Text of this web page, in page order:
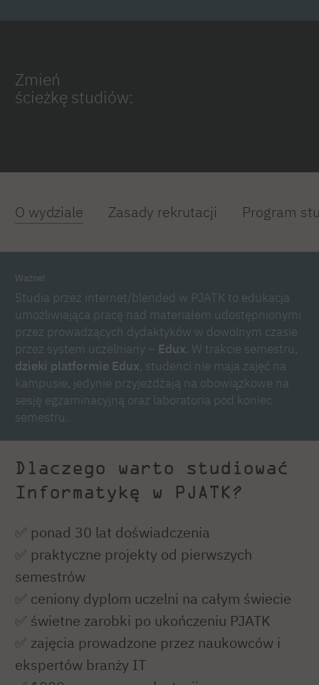
Zmień
ścieżkę studiów:
O wydziale Zasady rekrutacji Program
Ważne!
Studia przez internet/blended w PJATK to edukacja
umożliwiająca pracę nad materiałem udostępnionymi
przez prowadzących dydaktyków w dowolnym czasie
przez system uczelniany – Edux. W trakcie semestru,
dzieki platformie Edux, studenci nie maja zajęć na
kampusie, jedynie przyjeżdżają na obowiązkowe na
sesję egzaminacyjną oraz laboratoria pod koniec
semestru.
Dlaczego warto studiować
Informatykę w PJATK?
✅ ponad 30 lat doświadczenia
✅ praktyczne projekty od pierwszych
semestrów
✅ ceniony dyplom uczelni na całym świecie
✅ świetne zarobki po ukończeniu PJATK
✅ zajęcia prowadzone przez naukowców i
ekspertów branży IT